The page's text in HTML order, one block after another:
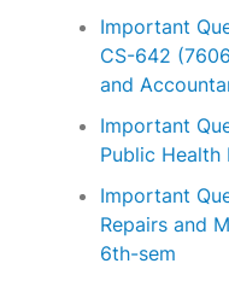
Important
CS-642
and
Important
Public Health
Important
Repairs and
6th-sem